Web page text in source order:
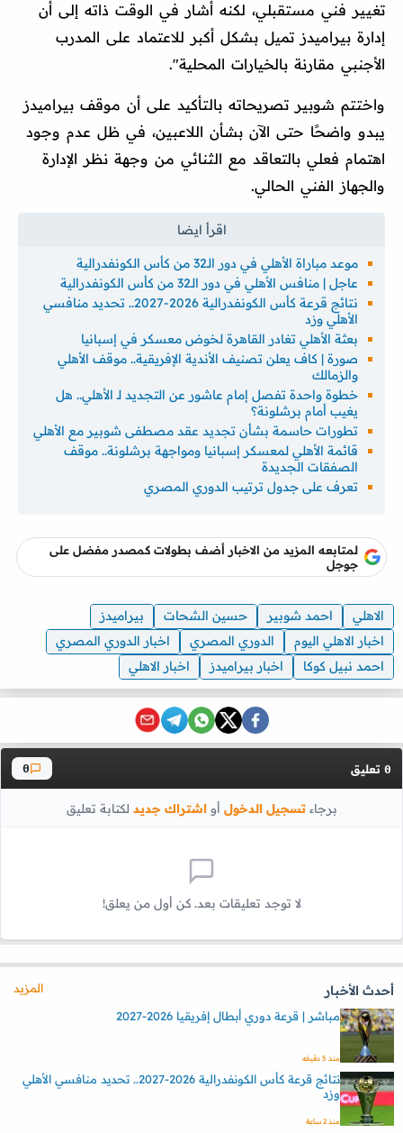
تغيير فني مستقبلي، لكنه أشار في الوقت ذاته إلى أن
إدارة بيراميدز تميل بشكل أكبر للاعتماد على المدرب
الأجنبي مقارنة بالخيارات المحلية".
واختتم شوبير تصريحاته بالتأكيد على أن موقف بيراميدز
يبدو واضحًا حتى الآن بشأن اللاعبين، في ظل عدم وجود
اهتمام فعلي بالتعاقد مع الثنائي من وجهة نظر الإدارة
والجهاز الفني الحالي.
موعد مباراة الأهلي في دور الـ32 من كأس الكونفدرالية
عاجل | منافس الأهلي في دور الـ32 من كأس الكونفدرالية
نتائج قرعة كأس الكونفدرالية 2026-2027.. تحديد منافسي
الأهلي وزد
بعثة الأهلي تغادر القاهرة لخوض معسكر في إسبانيا
صورة | كاف يعلن تصنيف الأندية الإفريقية.. موقف الأهلي
والزمالك
خطوة واحدة تفصل إمام عاشور عن التجديد لـ الأهلي.. هل
يغيب أمام برشلونة؟
تطورات حاسمة بشأن تجديد عقد مصطفى شوبير مع الأهلي
قائمة الأهلي لمعسكر إسبانيا ومواجهة برشلونة.. موقف
الصفقات الجديدة
تعرف على جدول ترتيب الدوري المصري
لمتابعه المزيد من الاخبار أضف بطولات كمصدر مفضل على
جوجل
الاهلي احمد شوبير حسين الشحات
بيراميدز
اخبار الاهلي اليوم
الدوري المصري
اخبار الدوري المصري
احمد نبيل كوكا
اخبار بيراميدز اخبار الاهلي
0 تعليق 0
برجاءتسجيل الدخول أواشتراك جديد لكتابة تعليق
لا توجد تعليقات بعد. كن أول من يعلق!
أحدث الأخبار
المزيد
مباشر | قرعة دوري أبطال إفريقيا 2026-2027
منذ 5 دقيقه
نتائج قرعة كأس الكونفدرالية 2026-2027.. تحديد منافسي الأهلي
وزد
منذ 2 ساعة